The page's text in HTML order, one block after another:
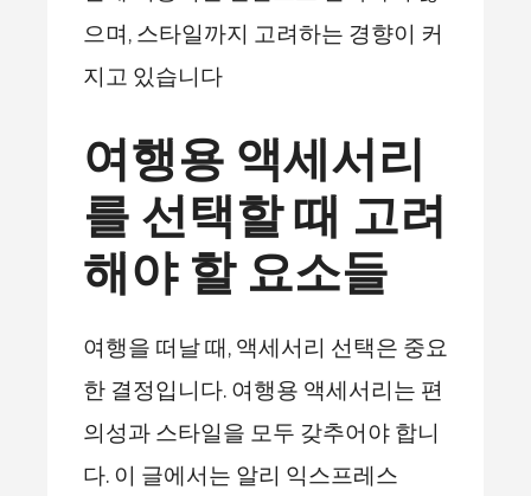
으며, 스타일까지 고려하는 경향이 커
지고 있습니다
여행용 액세서리
를 선택할 때 고려
해야 할 요소들
여행을 떠날 때, 액세서리 선택은 중요
한 결정입니다. 여행용 액세서리는 편
의성과 스타일을 모두 갖추어야 합니
다. 이 글에서는 알리 익스프레스